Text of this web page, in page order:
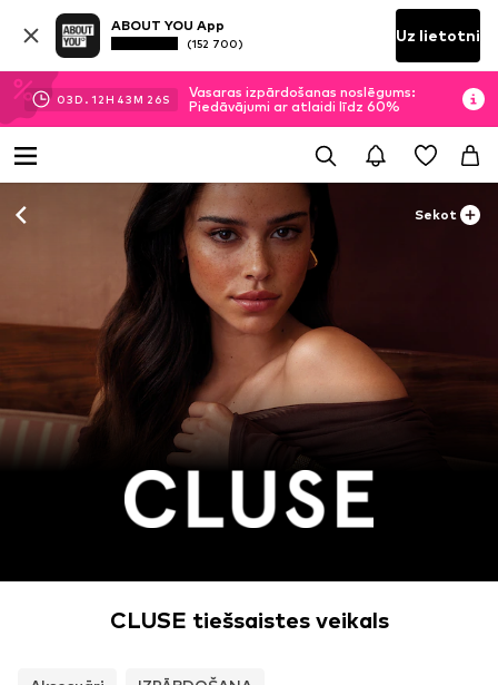
ABOUT YOU App
(152 700) Uz lietotni
03D. 12H 43M 25S
Vasaras izpārdošanas noslēgums:
Piedāvājumi ar atlaidi līdz 60%
Sekot
CLUSE tiešsaistes veikals